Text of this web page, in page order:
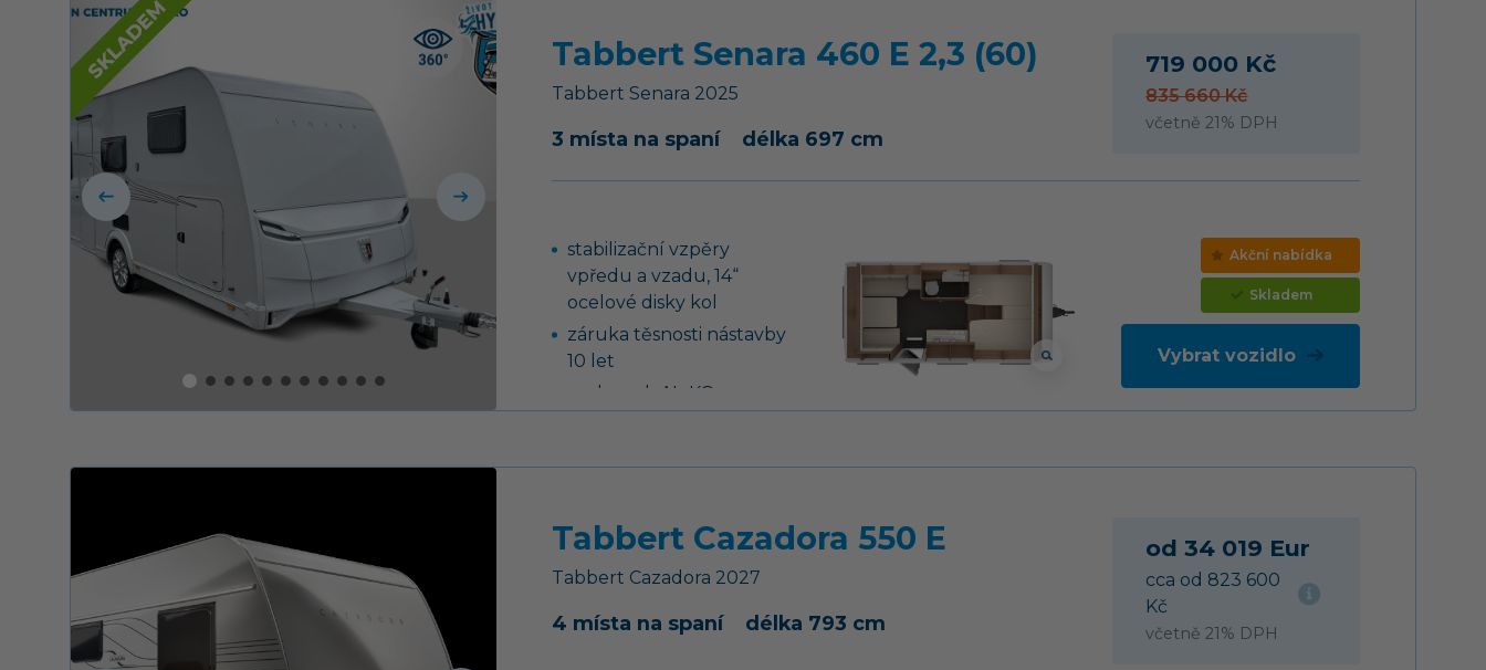
nerezovým dřezem a
nádrž na čistou vodu 45
litrů, ponorné čerpadlo
Tabbert Senara 460 E 2,3 (60)
Tabbert Senara 2025
3 místa na spaní délka 697 cm
719 000 Kč
835 660 Kč
včetně 21% DPH
stabilizační vzpěry
vpředu a vzadu, 14“
ocelové disky kol
záruka těsnosti nástavby
10 let
podvozek AL-KO,
tlumičů pérování
nerezovým dřezem a
nádrž na čistou vodu 45
litrů, ponorné čerpadlo
Akční nabídka
Skladem
Vybrat vozidlo
Tabbert Cazadora 550 E
Tabbert Cazadora 2027
4 místa na spaní délka 793 cm
od 34 019 Eur
cca od 823 600
Kč
včetně 21% DPH